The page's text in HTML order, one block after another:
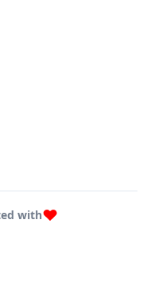
with